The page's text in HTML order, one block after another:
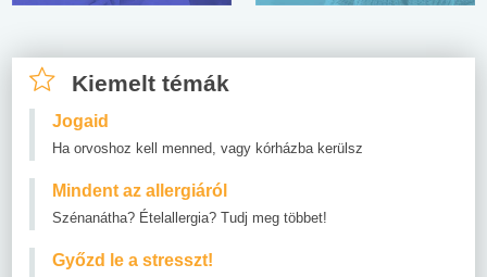
Kiemelt témák
Jogaid
Ha orvoshoz kell menned, vagy kórházba kerülsz
Mindent az allergiáról
Szénanátha? Ételallergia? Tudj meg többet!
Győzd le a stresszt!